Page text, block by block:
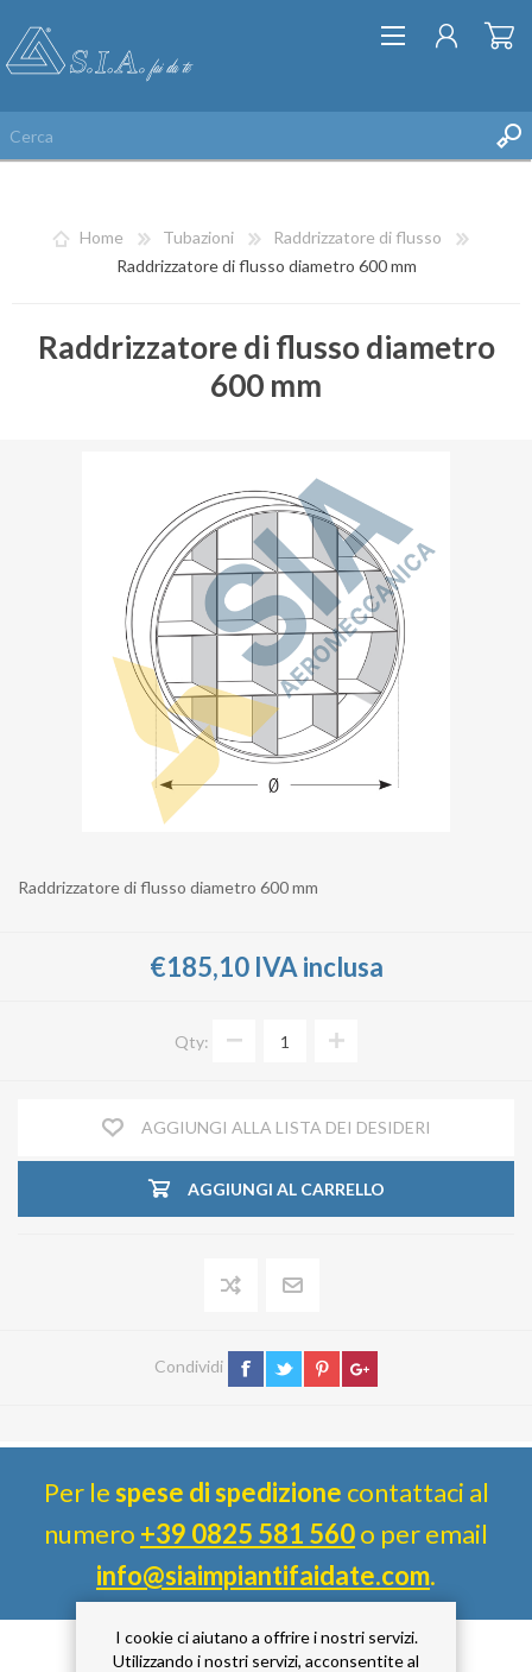
REGISTRATI
Home Tubazioni
Raddrizzatore di flusso
Raddrizzatore di flusso diametro 600 mm
Raddrizzatore di flusso diametro
600 mm
Raddrizzatore di flusso diametro 600 mm
€185,10 IVA inclusa
Qty:
AGGIUNGI ALLA LISTA DEI DESIDERI
AGGIUNGI AL CARRELLO
Condividi
Per lespese di spedizione contattaci al
numero +39 0825 581 560o per email
info@siaimpiantifaidate.com.
I cookie ci aiutano a offrire i nostri servizi.
Utilizzando i nostri servizi, acconsentite al